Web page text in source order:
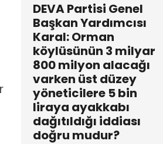
DEVA Partisi Genel
Başkan Yardımcısı
Karal: Orman
köylüsünün 3 milyar
800 milyon alacağı
varken üst düzey
yöneticilere 5 bin
liraya ayakkabı
dağıtıldığı iddiası
doğru mudur?